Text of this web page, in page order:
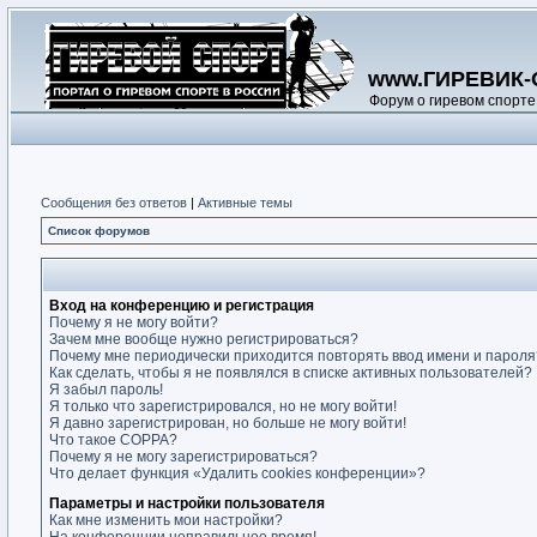
Форум о гиревом спорте
Сообщения без ответов | Активные темы
Список форумов
Вход на конференцию и регистрация
Почему я не могу войти?
Зачем мне вообще нужно регистрироваться?
Почему мне периодически приходится повторять ввод имени и
Как сделать, чтобы я не появлялся в списке активных пользователей?
Я забыл пароль!
Я только что зарегистрировался, но не могу войти!
Я давно зарегистрирован, но больше не могу войти!
Что такое COPPA?
Почему я не могу зарегистрироваться?
Что делает функция «Удалить cookies конференции»?
Параметры и настройки пользователя
Как мне изменить мои настройки?